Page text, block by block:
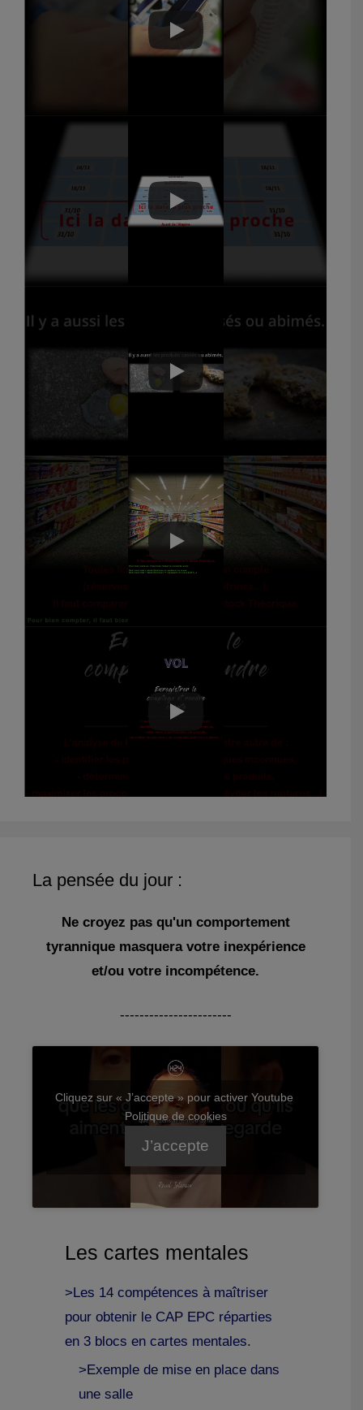
La pensée du jour :
Ne croyez pas qu'un comportement
tyrannique masquera votre inexpérience
et/ou votre incompétence.
-----------------------
Cliquez sur « J’accepte » pour activer Youtube
Politique de cookies
J’accepte
Les cartes mentales
>Les 14 compétences à maîtriser
pour obtenir le CAP EPC réparties
en 3 blocs en cartes mentales.
>Exemple de mise en place dans
une salle